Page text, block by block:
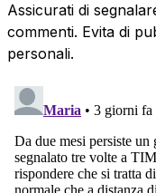
Assicurati di
commenti. Evita di
personali.